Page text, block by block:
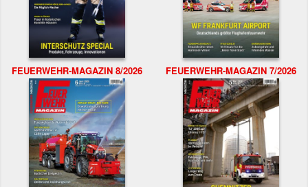
FEUERWEHR-MAGAZIN 8/2026 FEUERWEHR-MAGAZIN 7/2026